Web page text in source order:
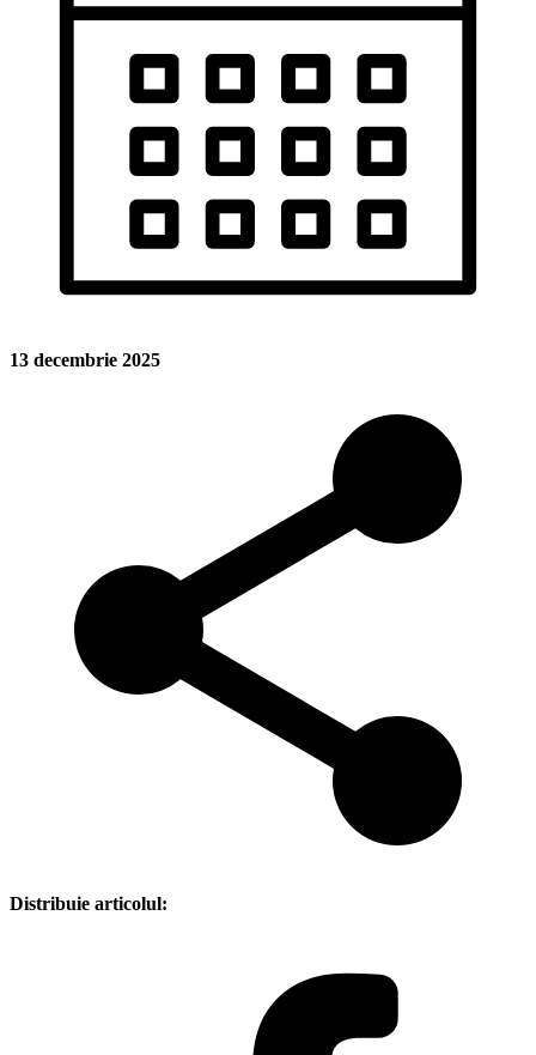
13 decembrie 2025
Distribuie articolul: